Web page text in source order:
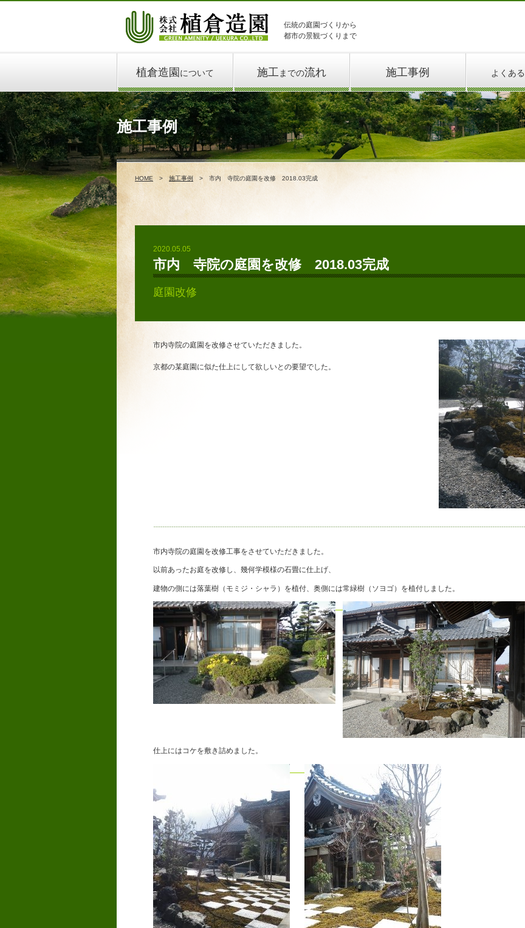
伝統の庭園づくりから
都市の景観づくりまで
植倉造園 について 施工 までの流れ 施工事例 よくある
施工事例
HOME 施工事例 市内 寺院の庭園を改修 2018.03完成
2020.05.05
市内 寺院の庭園を改修 2018.03完成
庭園改修
市内寺院の庭園を改修させていただきました。
京都の某庭園に似た仕上にして欲しいとの要望でした。
市内寺院の庭園を改修工事をさせていただきました。
以前あったお庭を改修し、幾何学模様の石畳に仕上げ、
建物の側には落葉樹（モミジ・シャラ）を植付、奥側には常緑樹（ソヨゴ）を植付しました。
仕上にはコケを敷き詰めました。